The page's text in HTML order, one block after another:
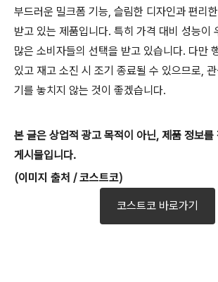
부드러운 밀크폼 기능, 슬림한 디자인과 편리
받고 있는 제품입니다. 특히 가격 대비 성능이
많은 소비자들의 선택을 받고 있습니다. 다만
있고 재고 소진 시 조기 종료될 수 있으므로,
기를 놓치지 않는 것이 좋겠습니다.
본 글은 상업적 광고 목적이 아닌, 제품 정보를
게시물입니다.
(이미지 출처 /코스트코)
코스트코 바로가기